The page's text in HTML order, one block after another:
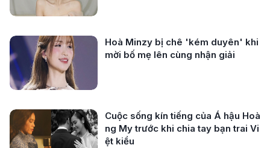
Hoà Minzy bị chê 'kém duyên' khi
mời bố mẹ lên cùng nhận giải
Cuộc sống kín tiếng của Á hậu Hoà
ng My trước khi chia tay bạn trai Vi
ệt kiều